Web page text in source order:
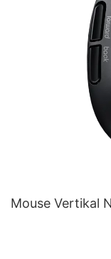
Mouse Vertikal